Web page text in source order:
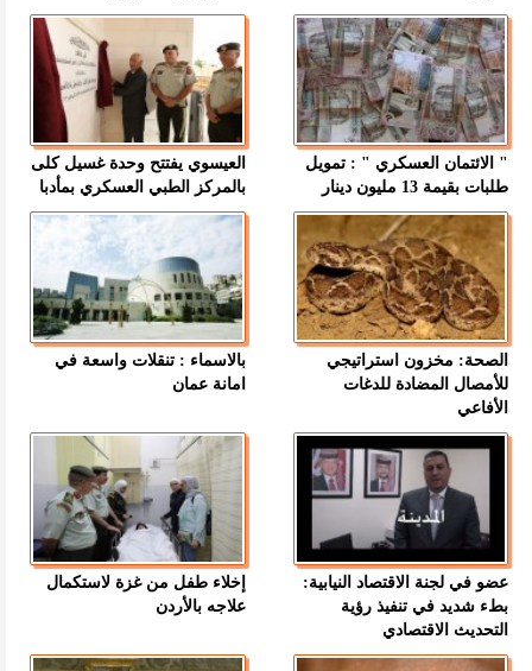
" الائتمان العسكري " : تمويل
طلبات بقيمة 13 مليون دينار
العيسوي يفتتح وحدة غسيل كلى
بالمركز الطبي العسكري بمأدبا
الصحة: مخزون استراتيجي
للأمصال المضادة للدغات
الأفاعي
بالاسماء : تنقلات واسعة في
امانة عمان
عضو في لجنة الاقتصاد النيابية:
بطء شديد في تنفيذ رؤية
التحديث الاقتصادي
إخلاء طفل من غزة لاستكمال
علاجه بالأردن